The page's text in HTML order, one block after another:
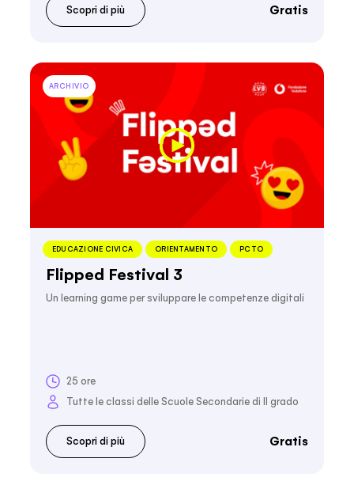
Scopri di più Gratis
ARCHIVIO
EDUCAZIONE CIVICA ORIENTAMENTO PCTO
Flipped Festival 3
Un learning game per sviluppare le competenze digitali
25 ore
Tutte le classi delle Scuole Secondarie di II grado
Scopri di più Gratis